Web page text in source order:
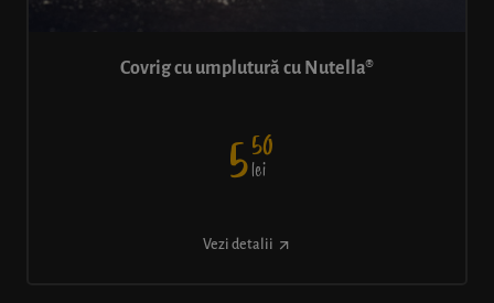
Covrig cu umplutură cu Nutella®
550
lei
Vezi detalii